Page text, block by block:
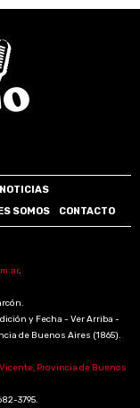
NOTICIAS
SOMOS CONTACTO
.
y Fecha - Ver Arriba -
de Buenos Aires (1865).
Provincia de Buenos
3795.